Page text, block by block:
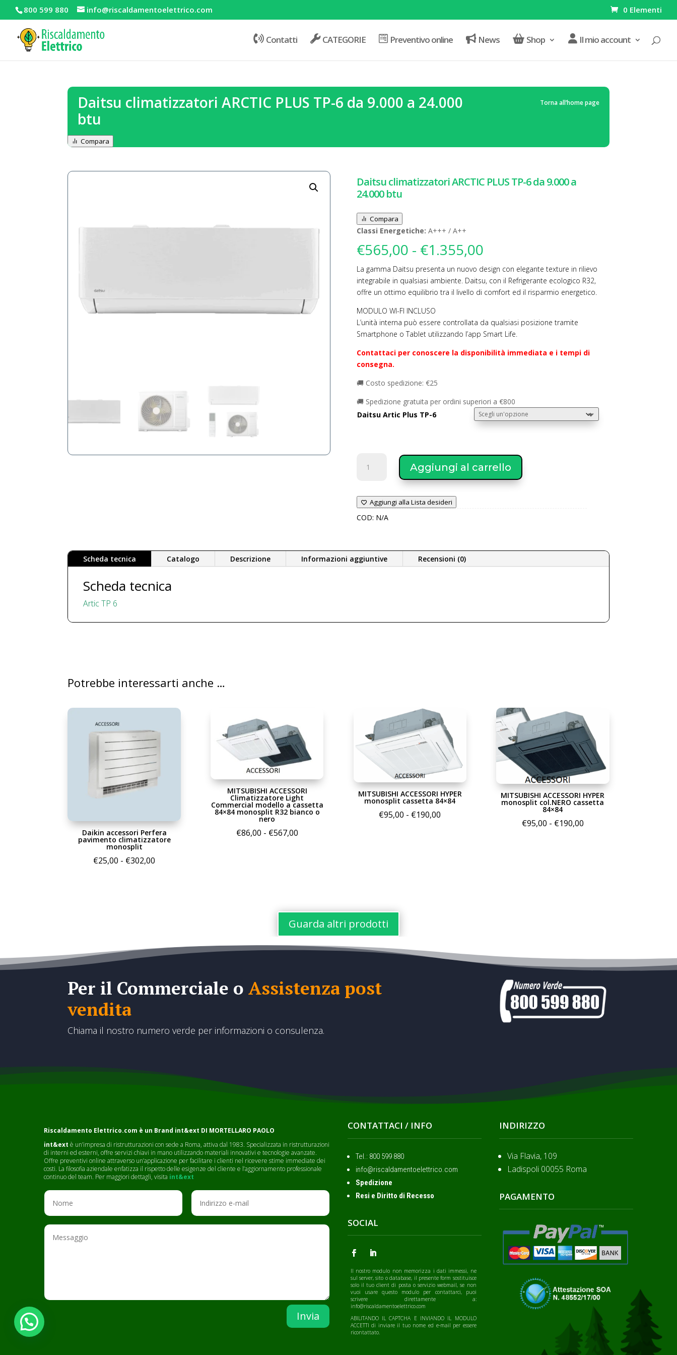
800 599 880 info@riscaldamentoelettrico.com 0 Elementi
Contatti CATEGORIE Preventivo online News Shop Il mio account
Daitsu climatizzatori ARCTIC PLUS TP-6 da 9.000 a 24.000
btu
Compara
Torna all’home page
Daitsu climatizzatori ARCTIC PLUS TP-6 da 9.000 a
24.000 btu
Compara
Classi Energetiche: A+++ / A++
€565,00 - €1.355,00
prezzo:
da
€565,00
€1.355,00
La gamma Daitsu presenta un nuovo design con elegante texture in rilievo
integrabile in qualsiasi ambiente. Daitsu, con il Refrigerante ecologico R32,
offre un ottimo equilibrio tra il livello di comfort ed il risparmio energetico.
MODULO WI-FI INCLUSO
L’unità interna può essere controllata da qualsiasi posizione tramite
Smartphone o Tablet utilizzando l’app Smart Life.
Contattaci per conoscere la disponibilità immediata e i tempi di
consegna.
🚚 Costo spedizione: €25
🚚 Spedizione gratuita per ordini superiori a €800
Daitsu Artic Plus TP-6
climatizzatori
TP-
6
a
24.000
Aggiungi al carrello
Aggiungi alla Lista desideri
COD: N/A
Scheda tecnica Catalogo Descrizione Informazioni aggiuntive Recensioni (0)
Scheda tecnica
Artic TP 6
Potrebbe interessarti anche …
Daikin accessori Perfera
pavimento climatizzatore
monosplit
€25,00 - €302,00
MITSUBISHI ACCESSORI
Climatizzatore Light
Commercial modello a cassetta
84×84 monosplit R32 bianco o
nero
€86,00 - €567,00Fascia
€567,00
MITSUBISHI ACCESSORI HYPER
monosplit cassetta 84×84
€95,00 - €190,00
MITSUBISHI ACCESSORI HYPER
monosplit col.NERO cassetta
84×84
€95,00 - €190,00Fascia
Guarda altri prodotti
Per il Commerciale oAssistenza post
vendita
Chiama il nostro numero verde per informazioni o consulenza.
Riscaldamento Elettrico.com è un Brand int&ext DI MORTELLARO PAOLO
int&ext è un’impresa di ristrutturazioni con sede a Roma, attiva dal 1983. Specializzata in ristrutturazioni
di interni ed esterni, offre servizi chiavi in mano utilizzando materiali innovativi e tecnologie avanzate.
Offre preventivi online attraverso un’applicazione per facilitare i clienti nel ricevere stime immediate dei
costi. La filosofia aziendale enfatizza il rispetto delle esigenze del cliente e l’aggiornamento professionale
continuo del team. Per maggiori dettagli, visita int&ext
Invia
CONTATTACI / INFO
Tel.: ‭800 599 880
info@riscaldamentoelettrico.com
Spedizione
Resi e Diritto di Recesso
SOCIAL
Il nostro modulo non memorizza i dati immessi, ne
sul server, sito o database, il presente form sostituisce
solo il tuo client di posta o servizio webmail, se non
vuoi usare questo modulo per contattarci, puoi
scrivere direttamente a:
info@riscaldamentoelettrico.com
ABILITANDO IL CAPTCHA E INVIANDO IL MODULO
ACCETTI di inviare il tuo nome ed e-mail per essere
ricontattato.
INDIRIZZO
Via Flavia, 109
Ladispoli 00055 Roma
PAGAMENTO